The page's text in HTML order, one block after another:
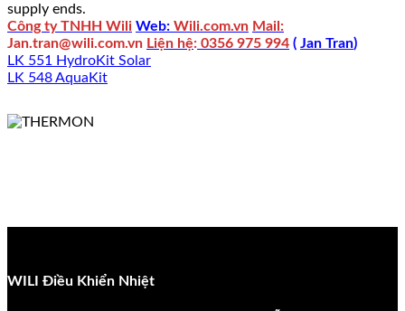
supply ends.
Công ty TNHH Wili Web: Wili.com.vn Mail:
Jan.tran@wili.com.vn Liện hệ: 0356 975 994 ( Jan Tran)
LK 551 HydroKit Solar
LK 548 AquaKit
WILI Điều Khiển Nhiệt